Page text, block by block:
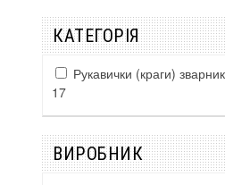
КАТЕГОРІЯ
Рукавички (краги)
17
ВИРОБНИК